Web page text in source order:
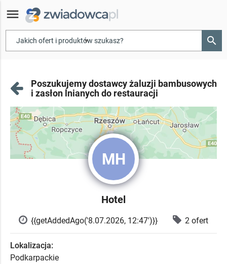
menu
▾ search
Poszukujemy dostawcy żaluzji bambusowych
i zasłon lnianych do restauracji
MH
Hotel
{{getAddedAgo('8.07.2026, 12:47')}} 2 ofert
Lokalizacja:
Podkarpackie